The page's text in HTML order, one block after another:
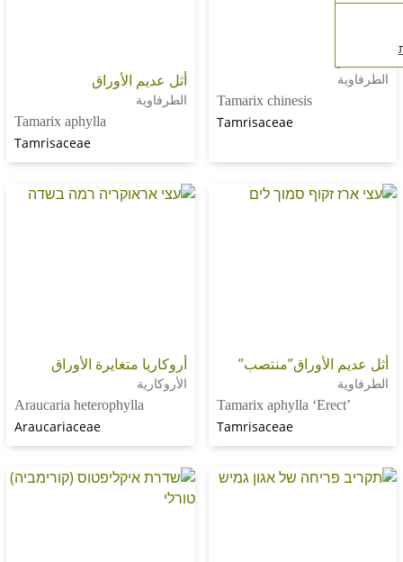
Tamarix chinesis
Tamrisaceae
أثل عديم الأوراق
الطرفاوية
Tamarix aphylla
Tamrisaceae
Tamarix aphylla
Tamrisaceae
أروكاريا متغايرة الأوراق
Araucaria heterophylla
Araucariaceae